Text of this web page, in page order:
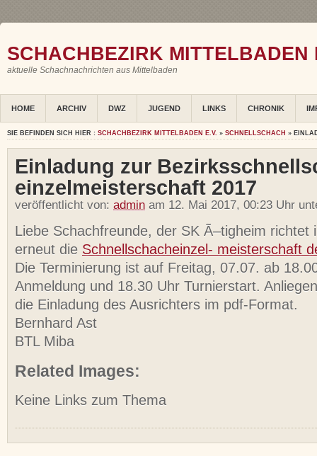
SCHACHBEZIRK MITTELBADEN
aktuelle Schachnachrichten aus Mittelbaden
HOME ARCHIV DWZ JUGEND LINKS CHRONIK
SIE BEFINDEN SICH HIER : SCHACHBEZIRK MITTELBADEN E.V. » SCHNELLSCHACH »
Einladung zur
einzelmeisterschaft 2017
veröffentlicht von: admin am 12. Mai 2017, 00:23 Uhr
Liebe Schachfreunde, der SK Ã–tigheim richtet
erneut die Schnellschacheinzel- meisterschaft
Die Terminierung ist auf Freitag, 07.07. ab
Anmeldung und 18.30 Uhr Turnierstart.
die Einladung des Ausrichters im pdf-Format.
Bernhard Ast
BTL Miba
Related Images:
Keine Links zum Thema